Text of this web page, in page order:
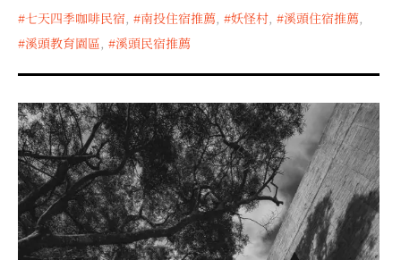
七天四季咖啡民宿, 南投住宿推薦, 妖怪村, 溪頭住宿推薦,
溪頭教育園區, 溪頭民宿推薦